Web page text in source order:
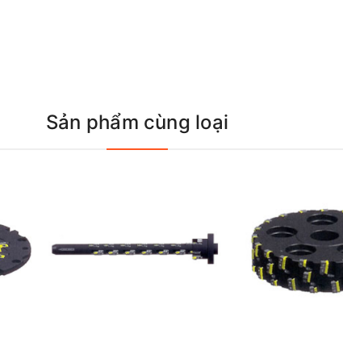
Sản phẩm cùng loại